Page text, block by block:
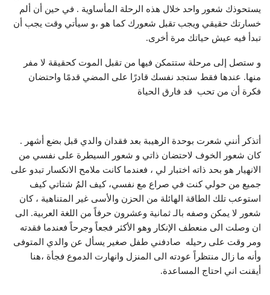
يستحوذك شعور واحد خلال هذه الرحلة المأساوية . في حين أن ألم
خسارتك حقيقي ويجب تقبل شعورك كما هو ،و سيأتي وقت يجب أن
تبدأ فيه عيش حياتك مرة أخرى.
و ستصل إلى مرحلة ستتمكن فيها من تقبل الموت كحقيقة لا مفر
منها. عندها فقط ستجد نفسك قادرًا على المضي قدمًا واحتضان
فكرة أن من تحب قد فارق الحياة
أتذكر أنني شعرت بوحدة الرهيبة بعد فقدان والدي قبل بضع أشهر .
كان شعور الخوف لاحتضان ذاتي و شعور السيطرة على نفسي من
الانهيار هو بحد ذاته اختبار لي ، فعندما كانت ملامح الانكسار تبدو على
جميع من حولي كنت في صراع مع نفسي، كيف المُ شتاتي كيف
استوعب تلك الطاقة الهائلة من الحزن والأسى غير المتناهية ، كان
شعور لا يمكن وصفه بالـ ثمانية وعشرون حرفاً من اللغة العربية. الى
ان وصلت الى منعطف الإنكار وهو الأكثر فجعاً وجرحاً فعندما فقدته
ومر وقت على رحيله صادفني طفل صغير يسأل عن والدي المتوفى
وأنه ما زال منتظراً عودته الى المنزل وانهارت الدموع فجأة ،هنا
أيقنت اني احتاج المساعدة.